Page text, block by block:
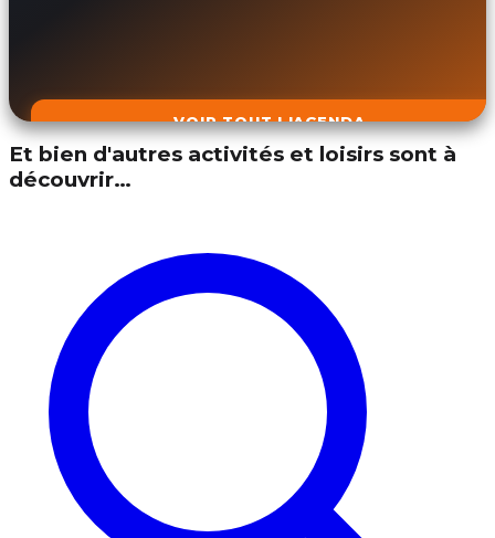
VOIR TOUT L'AGENDA
Et bien d'autres activités et loisirs sont à
découvrir…